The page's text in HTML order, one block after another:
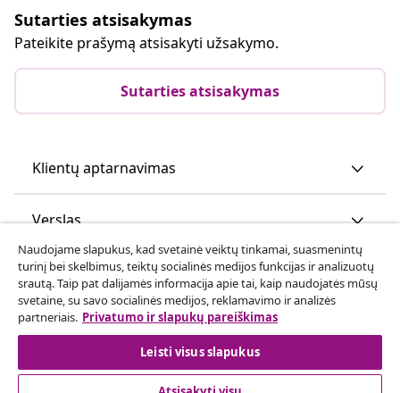
Sutarties atsisakymas
Pateikite prašymą atsisakyti užsakymo.
Sutarties atsisakymas
Klientų aptarnavimas
Verslas
vidaXL
Atraskite daugiau
Naudojame slapukus, kad svetainė veiktų tinkamai, suasmenintų
turinį bei skelbimus, teiktų socialinės medijos funkcijas ir analizuotų
srautą. Taip pat dalijamės informacija apie tai, kaip naudojatės mūsų
svetaine, su savo socialinės medijos, reklamavimo ir analizės
partneriais. Privatumo ir slapukų pareiškimas
Leisti visus slapukus